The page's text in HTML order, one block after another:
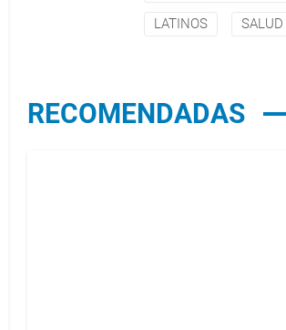
LATINOS SALUD
RECOMENDADAS